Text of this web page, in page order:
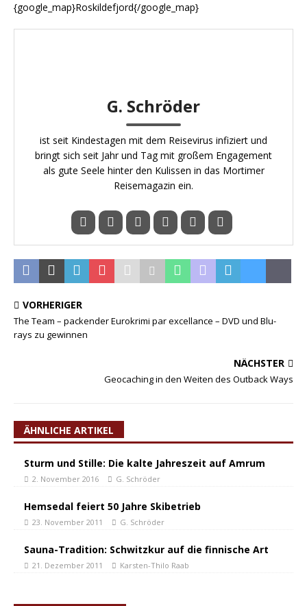
{google_map}Roskildefjord{/google_map}
G. Schröder
ist seit Kindestagen mit dem Reisevirus infiziert und
bringt sich seit Jahr und Tag mit großem Engagement
als gute Seele hinter den Kulissen in das Mortimer
Reisemagazin ein.
VORHERIGER
The Team – packender Eurokrimi par excellance – DVD und Blu-
rays zu gewinnen
NÄCHSTER
Geocaching in den Weiten des Outback Ways
ÄHNLICHE ARTIKEL
Sturm und Stille: Die kalte Jahreszeit auf Amrum
2. November 2016 G. Schröder
Hemsedal feiert 50 Jahre Skibetrieb
23. November 2011 G. Schröder
Sauna-Tradition: Schwitzkur auf die finnische Art
21. Dezember 2011 Karsten-Thilo Raab